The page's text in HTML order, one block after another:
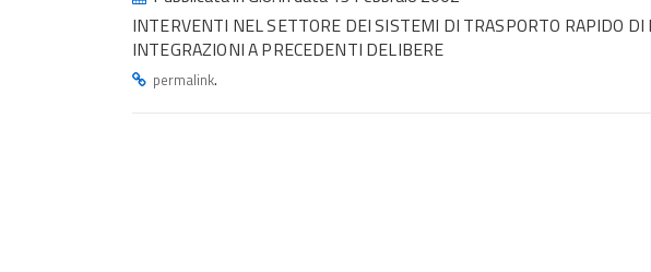
INTERVENTI NEL SETTORE DEI SISTEMI DI TRASPORTO RAPIDO DI
INTEGRAZIONI A PRECEDENTI DELIBERE
permalink.